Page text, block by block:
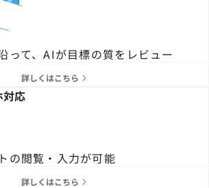
って、AIが目標の質をレビュー
詳しくはこちら
対応
の閲覧・入力が可能
詳しくはこちら